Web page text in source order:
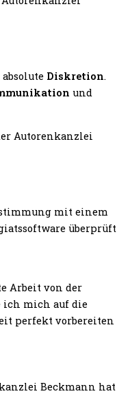
absolute Diskretion.
und
mit einem
überprüft
Arbeit von der
ich mich auf die
perfekt vorbereiten
Beckmann hat